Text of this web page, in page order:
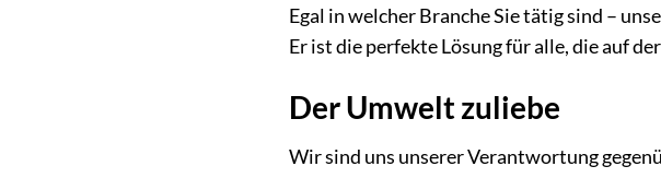
Egal in welcher Branche Sie tätig sind –
Er ist die perfekte Lösung für alle, die auf
Der Umwelt zuliebe
Wir sind uns unserer Verantwortung